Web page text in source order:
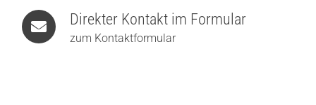
Direkter Kontakt im Formular
zum Kontaktformular